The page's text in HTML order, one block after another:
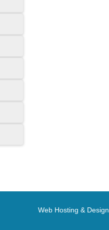
Web Hosting & Design